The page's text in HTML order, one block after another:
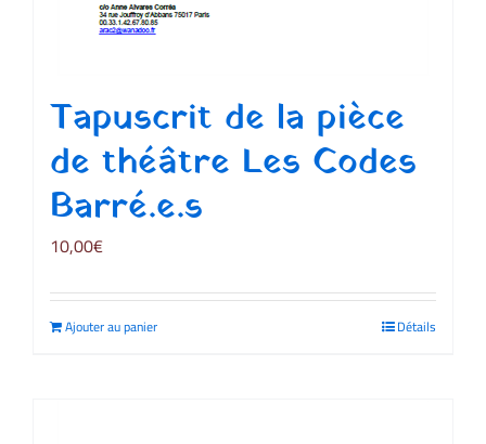
Tapuscrit de la pièce
de théâtre Les Codes
Barré.e.s
10,00€
Ajouter au panier Détails